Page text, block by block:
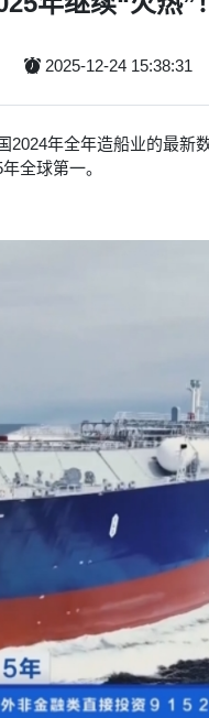
2025-12-24 15:38:31
年全年造船业的最新
全球第一。